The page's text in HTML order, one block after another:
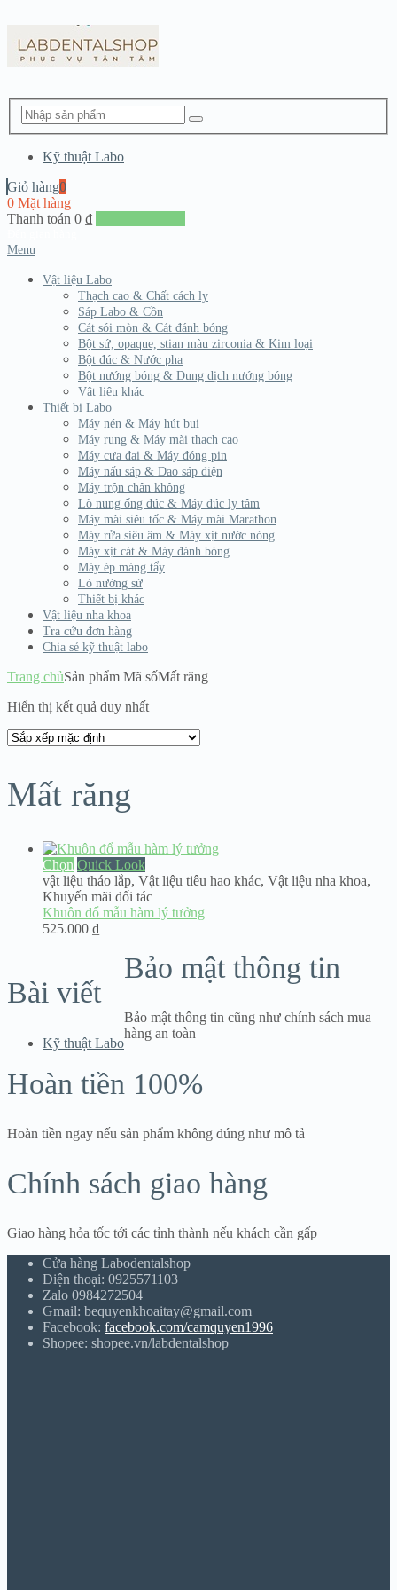
Kỹ thuật Labo
Giỏ hàng0
0 Mặt hàng
Thanh toán 0 ₫
Menu
Vật liệu Labo
Thạch cao & Chất cách ly
Sáp Labo & Cồn
Cát sói mòn & Cát đánh bóng
Bột sứ, opaque, stian màu zirconia & Kim loại
Bột đúc & Nước pha
Bột nướng bóng & Dung dịch nướng bóng
Vật liệu khác
Thiết bị Labo
Máy nén & Máy hút bụi
Máy rung & Máy mài thạch cao
Máy cưa đai & Máy đóng pin
Máy nấu sáp & Dao sáp điện
Máy trộn chân không
Lò nung ống đúc & Máy đúc ly tâm
Máy mài siêu tốc & Máy mài Marathon
Máy rửa siêu âm & Máy xịt nước nóng
Máy xịt cát & Máy đánh bóng
Máy ép máng tẩy
Lò nướng sứ
Thiết bị khác
Vật liệu nha khoa
Tra cứu đơn hàng
Chia sẻ kỹ thuật labo
Trang chủSản phẩm Mã sốMất răng
Hiển thị kết quả duy nhất
Mất răng
Chọn Quick Look
vật liệu tháo lắp, Vật liệu tiêu hao khác, Vật liệu nha khoa,
Khuyến mãi đối tác
Khuôn đổ mẫu hàm lý tưởng
525.000 ₫
Bài viết
Kỹ thuật Labo
Bảo mật thông tin
Bảo mật thông tin cũng như chính sách mua
hàng an toàn
Hoàn tiền 100%
Hoàn tiền ngay nếu sản phẩm không đúng như mô tả
Chính sách giao hàng
Giao hàng hỏa tốc tới các tỉnh thành nếu khách cần gấp
Cửa hàng Labodentalshop
Điện thoại: 0925571103
Zalo 0984272504
Gmail: bequyenkhoaitay@gmail.com
Facebook: facebook.com/camquyen1996
Shopee: shopee.vn/labdentalshop